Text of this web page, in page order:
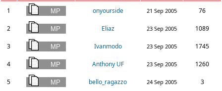
1 onyourside 21 Sep 2005 76
2 Eliaz 23 Sep 2005 1089
3 Ivanmodo 23 Sep 2005 1745
4 Anthony UF 23 Sep 2005 1260
5 bello_ragazzo 24 Sep 2005 3